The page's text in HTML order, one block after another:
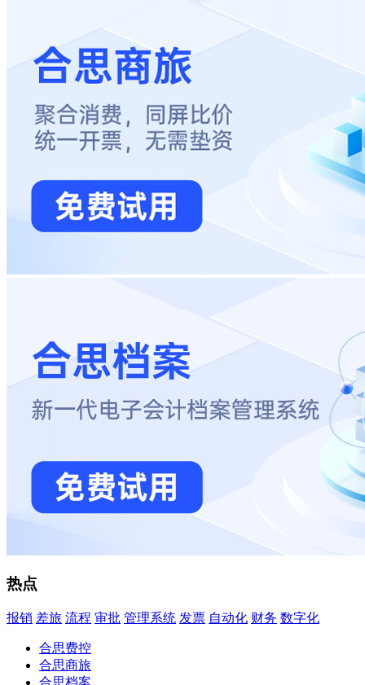
热点
报销 差旅 流程 审批 管理系统 发票 自动化 财务 数字化
合思费控
合思商旅
合思档案